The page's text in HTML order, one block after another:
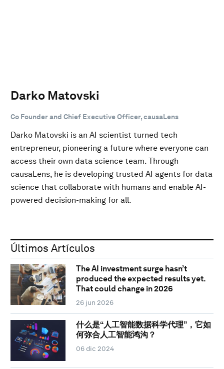
Darko Matovski
Co Founder and Chief Executive Officer, causaLens
Darko Matovski is an AI scientist turned tech
entrepreneur, pioneering a future where everyone can
access their own data science team. Through
causaLens, he is developing trusted AI agents for data
science that collaborate with humans and enable AI-
powered decision-making for all.
Últimos Artículos
The AI investment surge hasn’t
produced the expected results yet.
That could change in 2026
26 jun 2026
什么是“人工智能数据科学代理”，它如
何弥合人工智能鸿沟？
06 dic 2024